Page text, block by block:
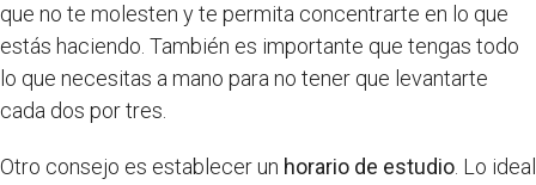
que no te molesten y te permita concentrarte en lo que
estás haciendo. También es importante que tengas todo
lo que necesitas a mano para no tener que levantarte
cada dos por tres.
Otro consejo es establecer un horario de estudio . Lo ideal